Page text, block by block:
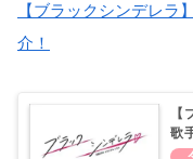
【ブラックシンデレラ
介！
歌